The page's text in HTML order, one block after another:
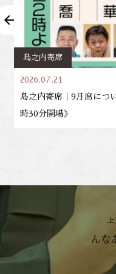
島之内寄席
2026.07.21
島之内寄席｜9月席につ
時30分開場》
んな